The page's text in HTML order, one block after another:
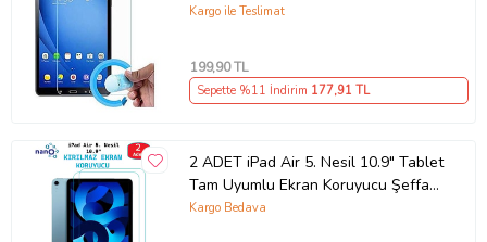
Kargo ile Teslimat
199,90 TL
Sepette %11 İndirim 177,91 TL
2 ADET iPad Air 5. Nesil 10.9" Tablet
Tam Uyumlu Ekran Koruyucu Şeffaf
Cam Nano HD Esnek Kırılmaz
Kargo Bedava